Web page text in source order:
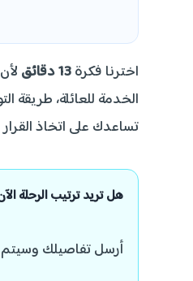
اخترنا فكرة13 دقائق
الخدمة للعائلة، طريقة
تساعدك على اتخاذ
هل تريد ترتيب الرحلة
أرسل تفاصيلك وسيتم